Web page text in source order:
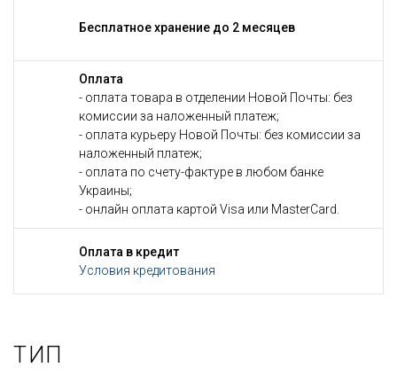
Бесплатное хранение до 2 месяцев
Оплата
- оплата товара в отделении Новой Почты: без
комиссии за наложенный платеж;
- оплата курьеру Новой Почты: без комиссии за
наложенный платеж;
- оплата по счету-фактуре в любом банке
Украины;
- онлайн оплата картой Visa или MasterCard.
Оплата в кредит
Условия кредитования
ТИП